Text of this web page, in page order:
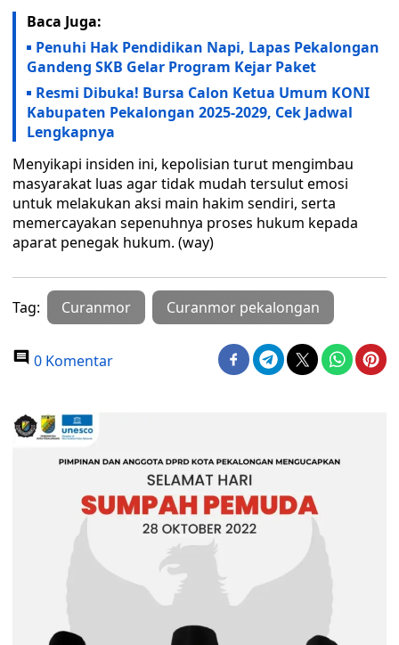
Baca Juga:
Penuhi Hak Pendidikan Napi, Lapas Pekalongan
Gandeng SKB Gelar Program Kejar Paket
Resmi Dibuka! Bursa Calon Ketua Umum KONI
Kabupaten Pekalongan 2025-2029, Cek Jadwal
Lengkapnya
Menyikapi insiden ini, kepolisian turut mengimbau
masyarakat luas agar tidak mudah tersulut emosi
untuk melakukan aksi main hakim sendiri, serta
memercayakan sepenuhnya proses hukum kepada
aparat penegak hukum. (way)
Tag: Curanmor Curanmor pekalongan
0 Komentar